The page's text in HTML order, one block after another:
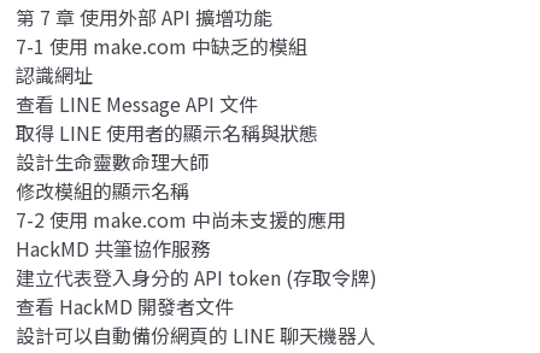
第 7 章 使用外部 API 擴增功能
7-1 使用 make.com 中缺乏的模組
認識網址
查看 LINE Message API 文件
取得 LINE 使用者的顯示名稱與狀態
設計生命靈數命理大師
修改模組的顯示名稱
7-2 使用 make.com 中尚未支援的應用
HackMD 共筆協作服務
建立代表登入身分的 API token (存取令牌)
查看 HackMD 開發者文件
設計可以自動備份網頁的 LINE 聊天機器人